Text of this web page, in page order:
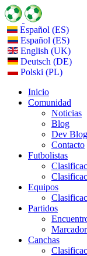
Español (ES)
Español (ES)
English (UK)
Deutsch (DE)
Polski (PL)
Inicio
Comunidad
Noticias
Blog
Dev Blog
Contacto
Futbolistas
Equipos
Partidos
Canchas